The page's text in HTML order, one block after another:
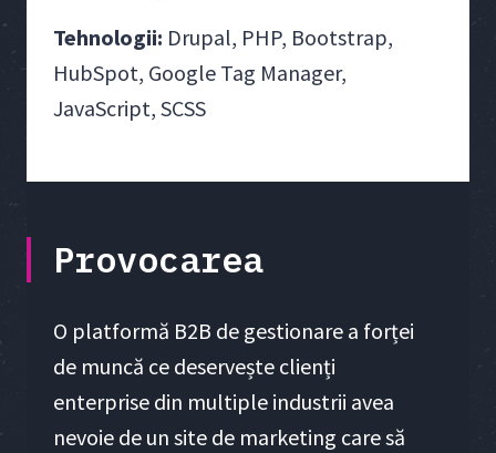
Tehnologii: Drupal, PHP, Bootstrap,
HubSpot, Google Tag Manager,
JavaScript, SCSS
Provocarea
O platformă B2B de gestionare a forței
de muncă ce deservește clienți
enterprise din multiple industrii avea
nevoie de un site de marketing care să